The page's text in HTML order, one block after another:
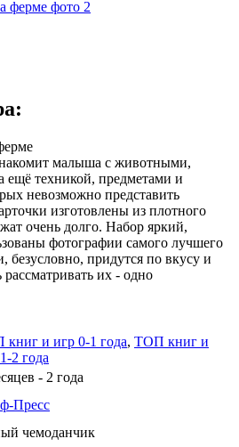
малыша с животными,
техникой, предметами и
невозможно представить
изготовлены из плотного
очень долго. Набор яркий,
фотографии самого лучшего
безусловно, придутся по вкусу и
их - одно
и игр 0-1 года, ТОП книг и
2 года
- 2 года
Пресс
чемоданчик